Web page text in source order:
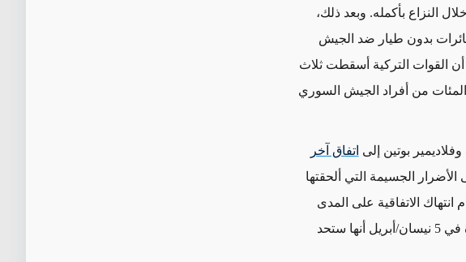
النزاع بأكمله. وبعد ذلك،
بدون طيار ضد الجيش
أن القوات التركية أسقطت ثلاث
من أفراد الجيش السوري
بوتين إلى اتفاق آخر
إلى الأضرار الجسيمة التي ألحقتها
الاتفاقية على المدى
القصير، ويكسب الوقت لاستعادة قوته. ومن جانبها، أعلنت أنقرة في 5 نيسان/أبريل أنها ستحد